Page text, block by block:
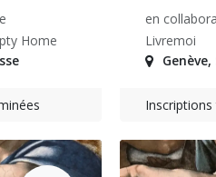
Home
en
Livremoi
Genève,